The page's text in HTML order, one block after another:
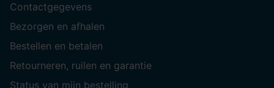
Contactgegevens
Bezorgen en afhalen
Bestellen en betalen
Retourneren, ruilen en garantie
Status van mijn bestelling